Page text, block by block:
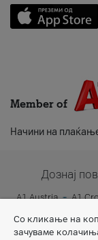
Member of
Начини на
Дознај
A1 Austria A1
Со кликање на
зачуваме